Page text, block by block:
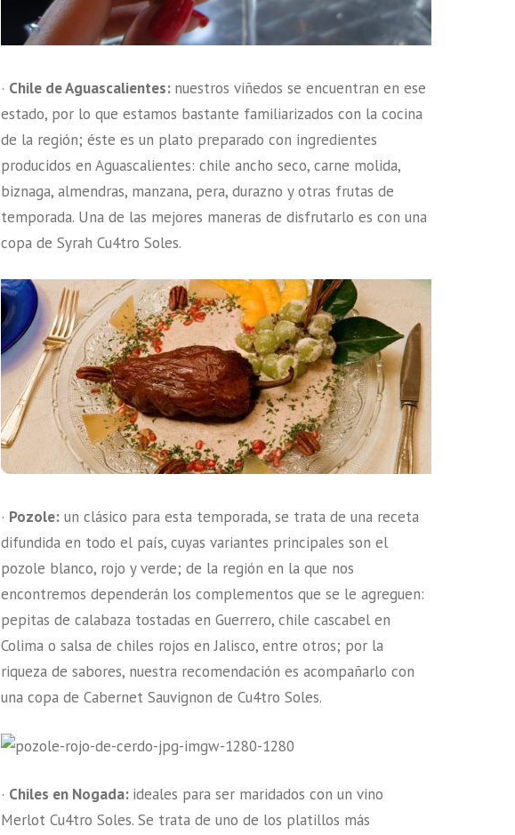
· Chile de Aguascalientes: nuestros viñedos se encuentran en ese
estado, por lo que estamos bastante familiarizados con la cocina
de la región; éste es un plato preparado con ingredientes
producidos en Aguascalientes: chile ancho seco, carne molida,
biznaga, almendras, manzana, pera, durazno y otras frutas de
temporada. Una de las mejores maneras de disfrutarlo es con una
copa de Syrah Cu4tro Soles.
· Pozole: un clásico para esta temporada, se trata de una receta
difundida en todo el país, cuyas variantes principales son el
pozole blanco, rojo y verde; de la región en la que nos
encontremos dependerán los complementos que se le agreguen:
pepitas de calabaza tostadas en Guerrero, chile cascabel en
Colima o salsa de chiles rojos en Jalisco, entre otros; por la
riqueza de sabores, nuestra recomendación es acompañarlo con
una copa de Cabernet Sauvignon de Cu4tro Soles.
· Chiles en Nogada: ideales para ser maridados con un vino
Merlot Cu4tro Soles. Se trata de uno de los platillos más